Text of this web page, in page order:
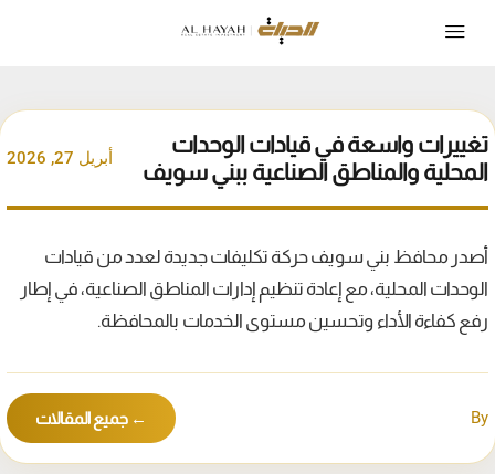
تغييرات واسعة في قيادات الوحدات
المحلية والمناطق الصناعية ببني سويف
أبريل 27, 2026
أصدر محافظ بني سويف حركة تكليفات جديدة لعدد من قيادات
الوحدات المحلية، مع إعادة تنظيم إدارات المناطق الصناعية، في إطار
رفع كفاءة الأداء وتحسين مستوى الخدمات بالمحافظة.
By ← جميع المقالات